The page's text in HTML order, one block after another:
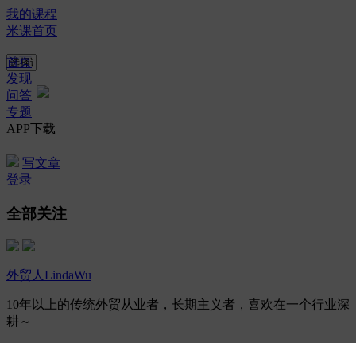
我的课程
米课首页
首页
发现
问答
专题
APP下载
写文章
登录
全部关注
外贸人LindaWu
10年以上的传统外贸从业者，长期主义者，喜欢在一个行业深
耕～